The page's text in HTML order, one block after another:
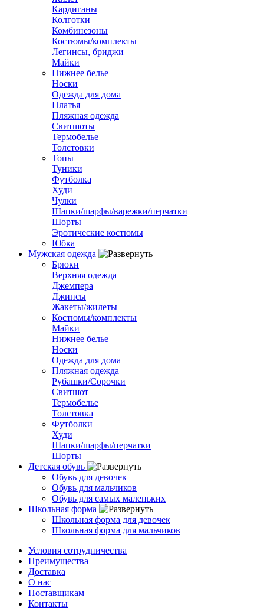
Кардиганы
Колготки
Комбинезоны
Костюмы/комплекты
Легинсы, бриджи
Майки
Нижнее белье
Носки
Одежда для дома
Платья
Пляжная одежда
Свитшоты
Термобелье
Толстовки
Топы
Туники
Футболка
Худи
Чулки
Шапки/шарфы/варежки/перчатки
Шорты
Эротические костюмы
Юбка
Мужская одежда
Брюки
Верхняя одежда
Джемпера
Джинсы
Жакеты/жилеты
Костюмы/комплекты
Майки
Нижнее белье
Носки
Одежда для дома
Пляжная одежда
Рубашки/Сорочки
Свитшот
Термобелье
Толстовка
Футболки
Худи
Шапки/шарфы/перчатки
Шорты
Детская обувь
Обувь для девочек
Обувь для мальчиков
Обувь для самых маленьких
Школьная форма
Школьная форма для девочек
Школьная форма для мальчиков
Условия сотрудничества
Преимущества
Доставка
О нас
Поставщикам
Контакты